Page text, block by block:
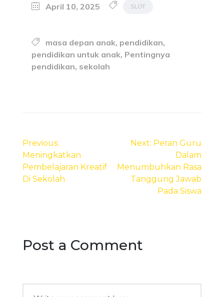
April 10, 2025 SLOT
masa depan anak, pendidikan,
pendidikan untuk anak, Pentingnya
pendidikan, sekolah
navigation
Previous:
Meningkatkan
Pembelajaran Kreatif
Di Sekolah
Next: Peran Guru
Dalam
Menumbuhkan Rasa
Tanggung Jawab
Pada Siswa
Post a Comment